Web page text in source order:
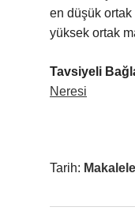
en düşük ortak
yüksek ortak
Tavsiyeli
Neresi
Tarih: